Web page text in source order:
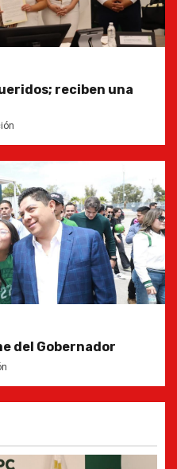
reciben una
del Gobernador